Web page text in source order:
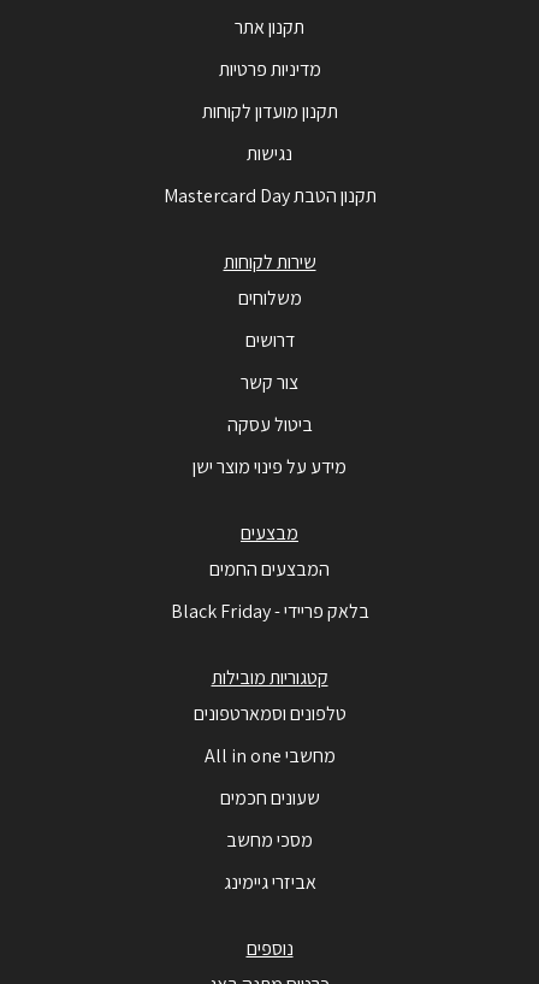
תקנון אתר
מדיניות פרטיות
תקנון מועדון לקוחות
נגישות
תקנון הטבת Mastercard Day
שירות לקוחות
משלוחים
דרושים
צור קשר
ביטול עסקה
מידע על פינוי מוצר ישן
מבצעים
המבצעים החמים
בלאק פריידי - Black Friday
קטגוריות מובילות
טלפונים וסמארטפונים
מחשבי All in one
שעונים חכמים
מסכי מחשב
אביזרי גיימינג
נוספים